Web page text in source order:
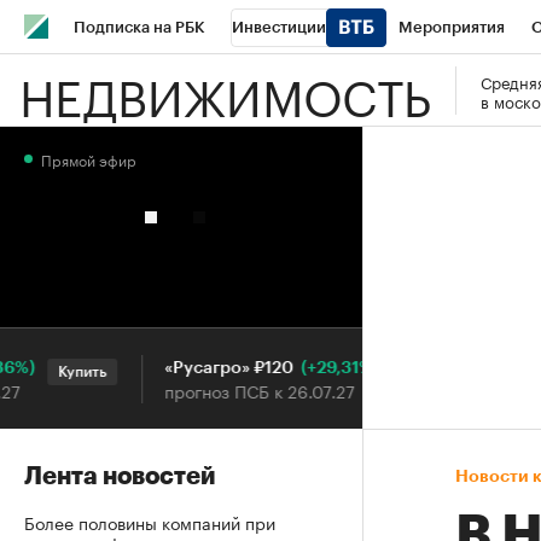
Подписка на РБК Инвестиции Мероприятия
Школа управления РБК РБК Образование РБК Курсы
НЕДВИЖИМОСТЬ
в
Новости
Прямой эфир
Купить «Русагро» ₽120 (+29,31%)
прогноз ПСБ к 26.07.27
Лента новостей
Более половины компаний при